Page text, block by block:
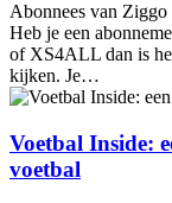
Abonnees van
Heb je een
of XS4ALL dan is
kijken. Je…
Voetbal Inside:
voetbal